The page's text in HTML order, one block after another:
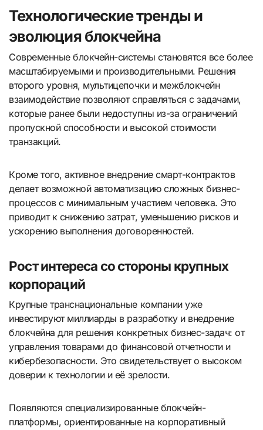
Технологические тренды и
эволюция блокчейна
Современные блокчейн-системы становятся все более
масштабируемыми и производительными. Решения
второго уровня, мультицепочки и межблокчейн
взаимодействие позволяют справляться с задачами,
которые ранее были недоступны из-за ограничений
пропускной способности и высокой стоимости
транзакций.
Кроме того, активное внедрение смарт-контрактов
делает возможной автоматизацию сложных бизнес-
процессов с минимальным участием человека. Это
приводит к снижению затрат, уменьшению рисков и
ускорению выполнения договоренностей.
Рост интереса со стороны крупных
корпораций
Крупные транснациональные компании уже
инвестируют миллиарды в разработку и внедрение
блокчейна для решения конкретных бизнес-задач: от
управления товарами до финансовой отчетности и
кибербезопасности. Это свидетельствует о высоком
доверии к технологии и её зрелости.
Появляются специализированные блокчейн-
платформы, ориентированные на корпоративный